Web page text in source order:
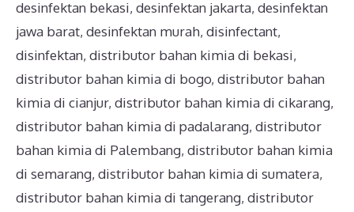
desinfektan bekasi, desinfektan jakarta, desinfektan
jawa barat, desinfektan murah, disinfectant,
disinfektan, distributor bahan kimia di bekasi,
distributor bahan kimia di bogo, distributor bahan
kimia di cianjur, distributor bahan kimia di cikarang,
distributor bahan kimia di padalarang, distributor
bahan kimia di Palembang, distributor bahan kimia
di semarang, distributor bahan kimia di sumatera,
distributor bahan kimia di tangerang, distributor